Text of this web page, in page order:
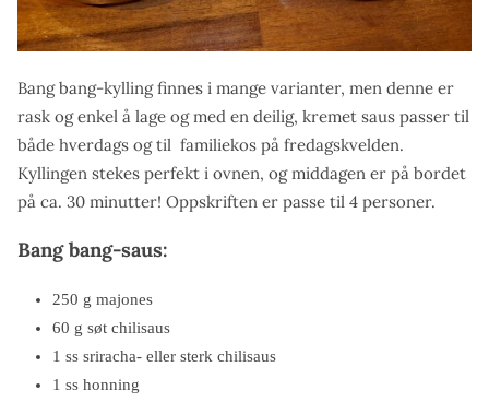
Bang bang-kylling finnes i mange varianter, men denne er
rask og enkel å lage og med en deilig, kremet saus passer til
både hverdags og til familiekos på fredagskvelden.
Kyllingen stekes perfekt i ovnen, og middagen er på bordet
på ca. 30 minutter! Oppskriften er passe til 4 personer.
Bang bang-saus:
250 g majones
60 g søt chilisaus
1 ss sriracha- eller sterk chilisaus
1 ss honning